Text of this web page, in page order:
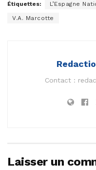
Étiquettes: L’Espagne
V.A. Marcotte
Contact :
Laisser un